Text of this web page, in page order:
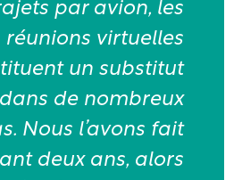
par avion, les
réunions virtuelles
un substitut
de nombreux
Nous l’avons fait
deux ans, alors